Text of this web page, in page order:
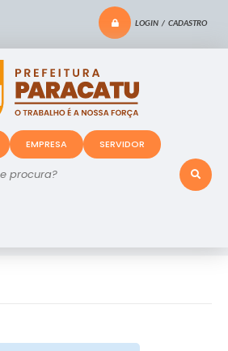
LOGIN / CADASTRO
EMPRESA SERVIDOR